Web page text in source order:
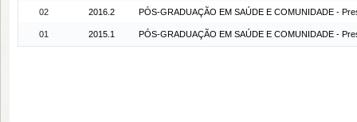
02 2016.2 PÓS-GRADUAÇÃO EM SAÚDE E COMUNIDADE -
01 2015.1 PÓS-GRADUAÇÃO EM SAÚDE E COMUNIDADE -